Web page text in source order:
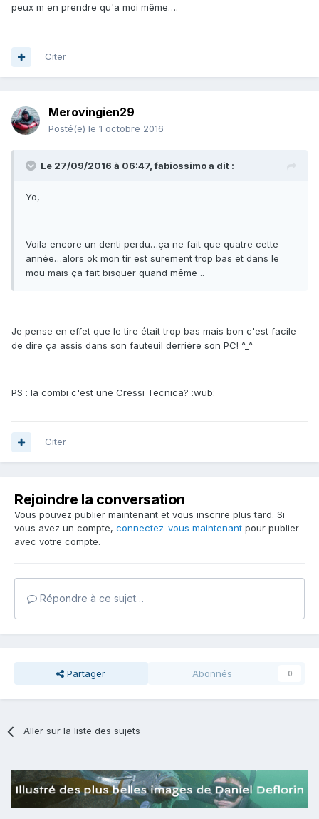
peux m en prendre qu'a moi même….
Citer
Merovingien29
Posté(e) le 1 octobre 2016
Le 27/09/2016 à 06:47, fabiossimo a dit :
Yo,
Voila encore un denti perdu…ça ne fait que quatre cette
année…alors ok mon tir est surement trop bas et dans le
mou mais ça fait bisquer quand même ..
Je pense en effet que le tire était trop bas mais bon c'est facile
de dire ça assis dans son fauteuil derrière son PC! ^_^
PS : la combi c'est une Cressi Tecnica? :wub:
Citer
Rejoindre la conversation
Vous pouvez publier maintenant et vous inscrire plus tard. Si
vous avez un compte, connectez-vous maintenant pour publier
avec votre compte.
Répondre à ce sujet…
Partager Abonnés 0
Aller sur la liste des sujets